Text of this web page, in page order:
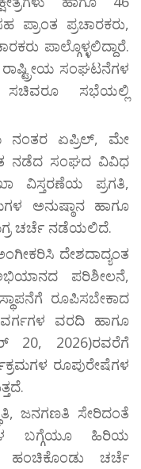
ಪ್ರಾಂತ ಪ್ರಚಾರಕರು,
ಪಾಲ್ಗೊಳ್ಳಲಿದ್ದಾರೆ.
ಸಂಘಟನೆಗಳ
ಸಭೆಯಲ್ಲಿ
ನಂತರ ಏಪ್ರಿಲ್, ಮೇ
ನಡೆದ ಸಂಘದ ವಿವಿಧ
ವಿಸ್ತರಣೆಯ ಪ್ರಗತಿ,
ಅನುಷ್ಠಾನ ಹಾಗೂ
ಚರ್ಚೆ ನಡೆಯಲಿದೆ.
ದೇಶದಾದ್ಯಂತ
ಪರಿಶೀಲನೆ,
ರೂಪಿಸಬೇಕಾದ
ವರದಿ ಹಾಗೂ
2026)ರವರೆಗೆ
ರೂಪುರೇಷೆಗಳ
ಜನಗಣತಿ ಸೇರಿದಂತೆ
ಬಗ್ಗೆಯೂ ಹಿರಿಯ
ಹಂಚಿಕೊಂಡು ಚರ್ಚೆ